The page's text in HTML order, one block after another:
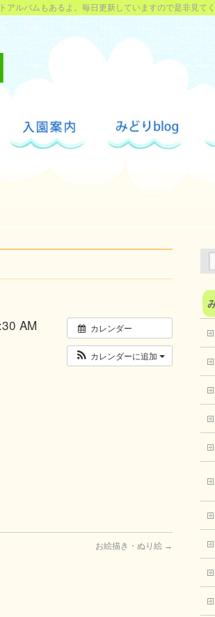
ルバムもあるよ。毎日更新していますので是非見てく
カレンダー
カレンダーに追加
AM
お絵描き・ぬり絵 →